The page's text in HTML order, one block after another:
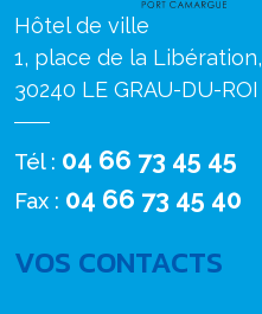
Hôtel de ville
1, place de la Libération,
30240 LE GRAU-DU-ROI
Tél : 04 66 73 45 45
Fax : 04 66 73 45 40
VOS CONTACTS